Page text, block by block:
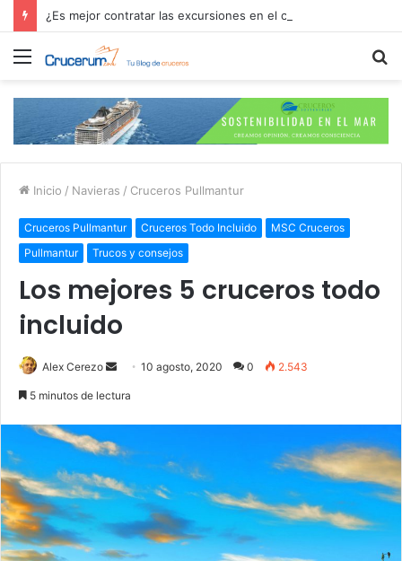
Menú
Inicio / Navieras / Cruceros Pullmantur
Cruceros Pullmantur Cruceros Todo Incluido
MSC Cruceros
Pullmantur
Trucos y consejos
Los mejores 5 cruceros todo
incluido
Alex Cerezo
Send10 agosto, 2020 0 2.543
5 minutos de lectura